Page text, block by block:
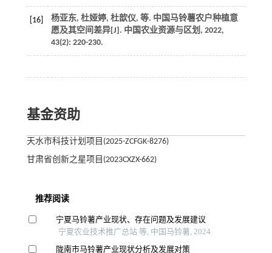
[16] 杨亚东, 杜娅婷, 杜歆仪, 等. 中国马铃薯农户种植意
愿及其空间差异[J]. 中国农业资源与区划 , 2022,
43(2): 220-230.
基金资助
天水市科技计划项目(2025-ZCFGK-8276)
甘肃省创新之星项目(2023CXZX-662)